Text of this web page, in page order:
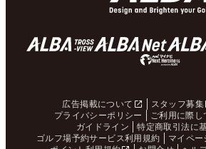
広告掲載について スタッフ募集
プライバシーポリシー
ご利用に際し
ガイドライン
特定商取引法に
ゴルフ場予約サービス利用規約
マイペ